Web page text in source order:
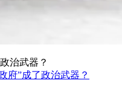
治武器？
府”成了政治武器？